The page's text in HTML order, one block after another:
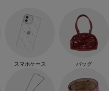
スマホケース バッグ